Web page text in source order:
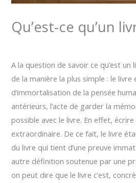
Qu’est-ce qu’un
A la question de savoir ce qu’est un
de la manière la plus simple : le livre
d’immortalisation de la pensée
antérieurs, l’acte de garder la
possible avec le livre. En effet,
extraordinaire. De ce fait, le livre
du livre qui tient d’une preuve
autre définition soutenue par une
on peut dire que le livre c’est,